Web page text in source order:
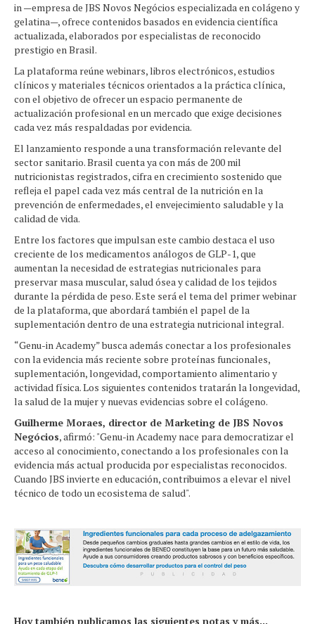
in —empresa de JBS Novos Negócios especializada en colágeno y
gelatina—, ofrece contenidos basados en evidencia científica
actualizada, elaborados por especialistas de reconocido
prestigio en Brasil.
La plataforma reúne webinars, libros electrónicos, estudios
clínicos y materiales técnicos orientados a la práctica clínica,
con el objetivo de ofrecer un espacio permanente de
actualización profesional en un mercado que exige decisiones
cada vez más respaldadas por evidencia.
El lanzamiento responde a una transformación relevante del
sector sanitario. Brasil cuenta ya con más de 200 mil
nutricionistas registrados, cifra en crecimiento sostenido que
refleja el papel cada vez más central de la nutrición en la
prevención de enfermedades, el envejecimiento saludable y la
calidad de vida.
Entre los factores que impulsan este cambio destaca el uso
creciente de los medicamentos análogos de GLP-1, que
aumentan la necesidad de estrategias nutricionales para
preservar masa muscular, salud ósea y calidad de los tejidos
durante la pérdida de peso. Este será el tema del primer webinar
de la plataforma, que abordará también el papel de la
suplementación dentro de una estrategia nutricional integral.
“Genu-in Academy” busca además conectar a los profesionales
con la evidencia más reciente sobre proteínas funcionales,
suplementación, longevidad, comportamiento alimentario y
actividad física. Los siguientes contenidos tratarán la longevidad,
la salud de la mujer y nuevas evidencias sobre el colágeno.
Guilherme Moraes, director de Marketing de JBS Novos
Negócios, afirmó: "Genu-in Academy nace para democratizar el
acceso al conocimiento, conectando a los profesionales con la
evidencia más actual producida por especialistas reconocidos.
Cuando JBS invierte en educación, contribuimos a elevar el nivel
técnico de todo un ecosistema de salud".
Hoy también publicamos las siguientes notas y más...